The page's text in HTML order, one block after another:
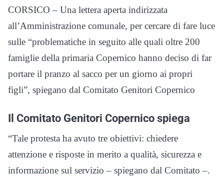
CORSICO – Una lettera aperta indirizzata
all’Amministrazione comunale, per cercare di fare luce
sulle “problematiche in seguito alle quali oltre 200
famiglie della primaria Copernico hanno deciso di far
portare il pranzo al sacco per un giorno ai propri
figli”, spiegano dal Comitato Genitori Copernico
Il Comitato Genitori Copernico spiega
“Tale protesta ha avuto tre obiettivi: chiedere
attenzione e risposte in merito a qualità, sicurezza e
informazione sul servizio – spiegano dal Comitato –.